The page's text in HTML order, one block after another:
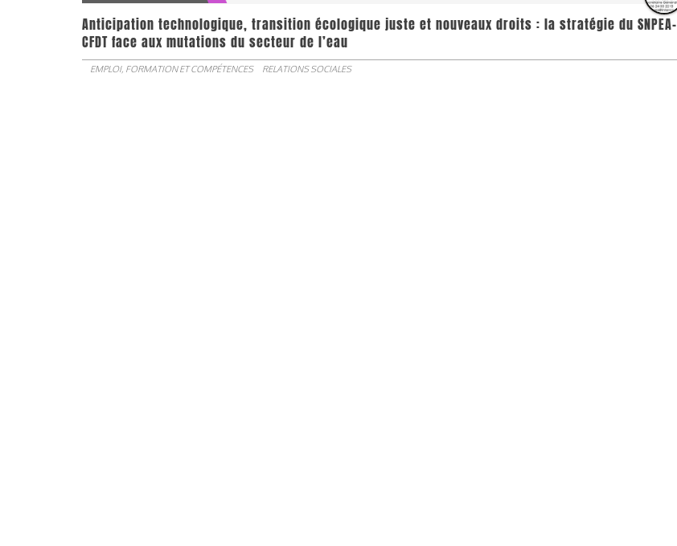
Anticipation technologique, transition écologique juste et nouveaux droits : la stratégie du SNPEA-
CFDT face aux mutations du secteur de l’eau
EMPLOI, FORMATION ET COMPÉTENCES RELATIONS SOCIALES